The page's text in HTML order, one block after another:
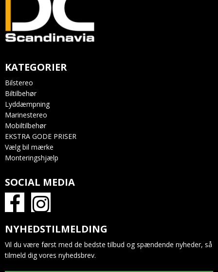
KATEGORIER
Bilstereo
Biltilbehør
Lyddæmpning
Marinestereo
Mobiltilbehør
EKSTRA GODE PRISER
Vælg bil mærke
Monteringshjælp
SOCIAL MEDIA
NYHEDSTILMELDING
Vil du være først med de bedste tilbud og spændende nyheder, så
tilmeld dig vores nyhedsbrev.